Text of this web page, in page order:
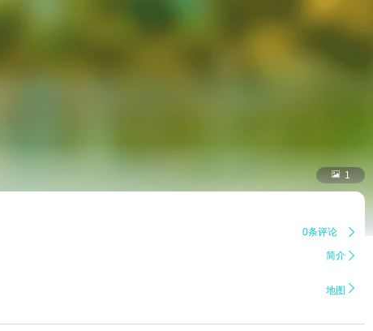
 1
0条评论 
简介 
地图 